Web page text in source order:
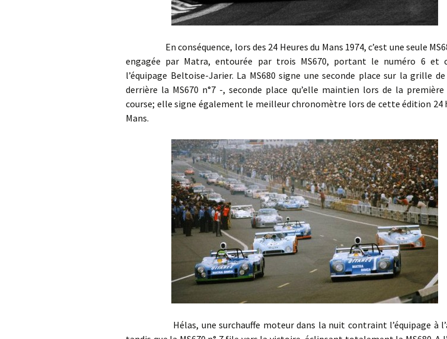
En conséquence, lors des 24 Heures du Mans 1974, c’est une seule
engagée par Matra, entourée par trois MS670, portant le numéro 6 et
l’équipage Beltoise-Jarier. La MS680 signe une seconde place sur la grille
derrière la MS670 n°7 -, seconde place qu’elle maintien lors de la première
course; elle signe également le meilleur chronomètre lors de cette édition 24
Mans.
Hélas, une surchauffe moteur dans la nuit contraint l’équipage à